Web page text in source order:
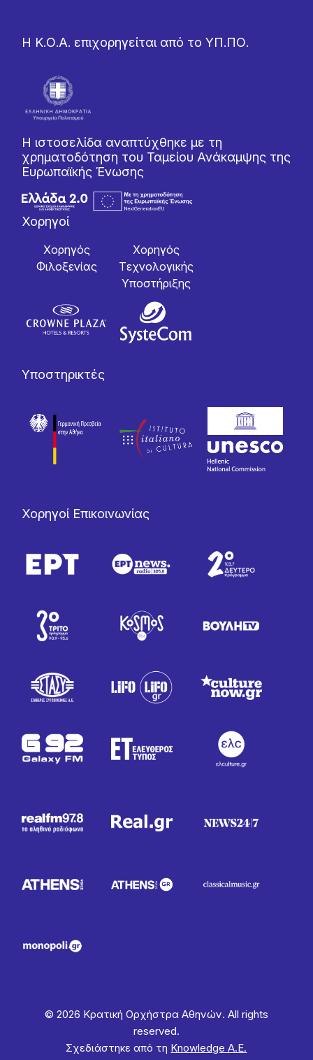
Η Κ.Ο.Α. επιχορηγείται από το ΥΠ.ΠΟ.
Η ιστοσελίδα αναπτύχθηκε με τη
χρηματοδότηση του Ταμείου Ανάκαμψης της
Ευρωπαϊκής Ένωσης
Χορηγοί
Χορηγός
Φιλοξενίας
Χορηγός
Tεχνολογικής
Yποστήριξης
Υποστηρικτές
Χορηγοί Επικοινωνίας
© 2026 Κρατική Ορχήστρα Αθηνών. All rights
reserved.
Σχεδιάστηκε από τη Knowledge Α.Ε.